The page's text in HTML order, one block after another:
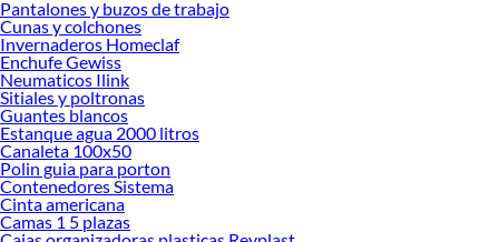
Pantalones y buzos de trabajo
Cunas y colchones
Invernaderos Homeclaf
Enchufe Gewiss
Neumaticos Ilink
Sitiales y poltronas
Guantes blancos
Estanque agua 2000 litros
Canaleta 100x50
Polin guia para porton
Contenedores Sistema
Cinta americana
Camas 1 5 plazas